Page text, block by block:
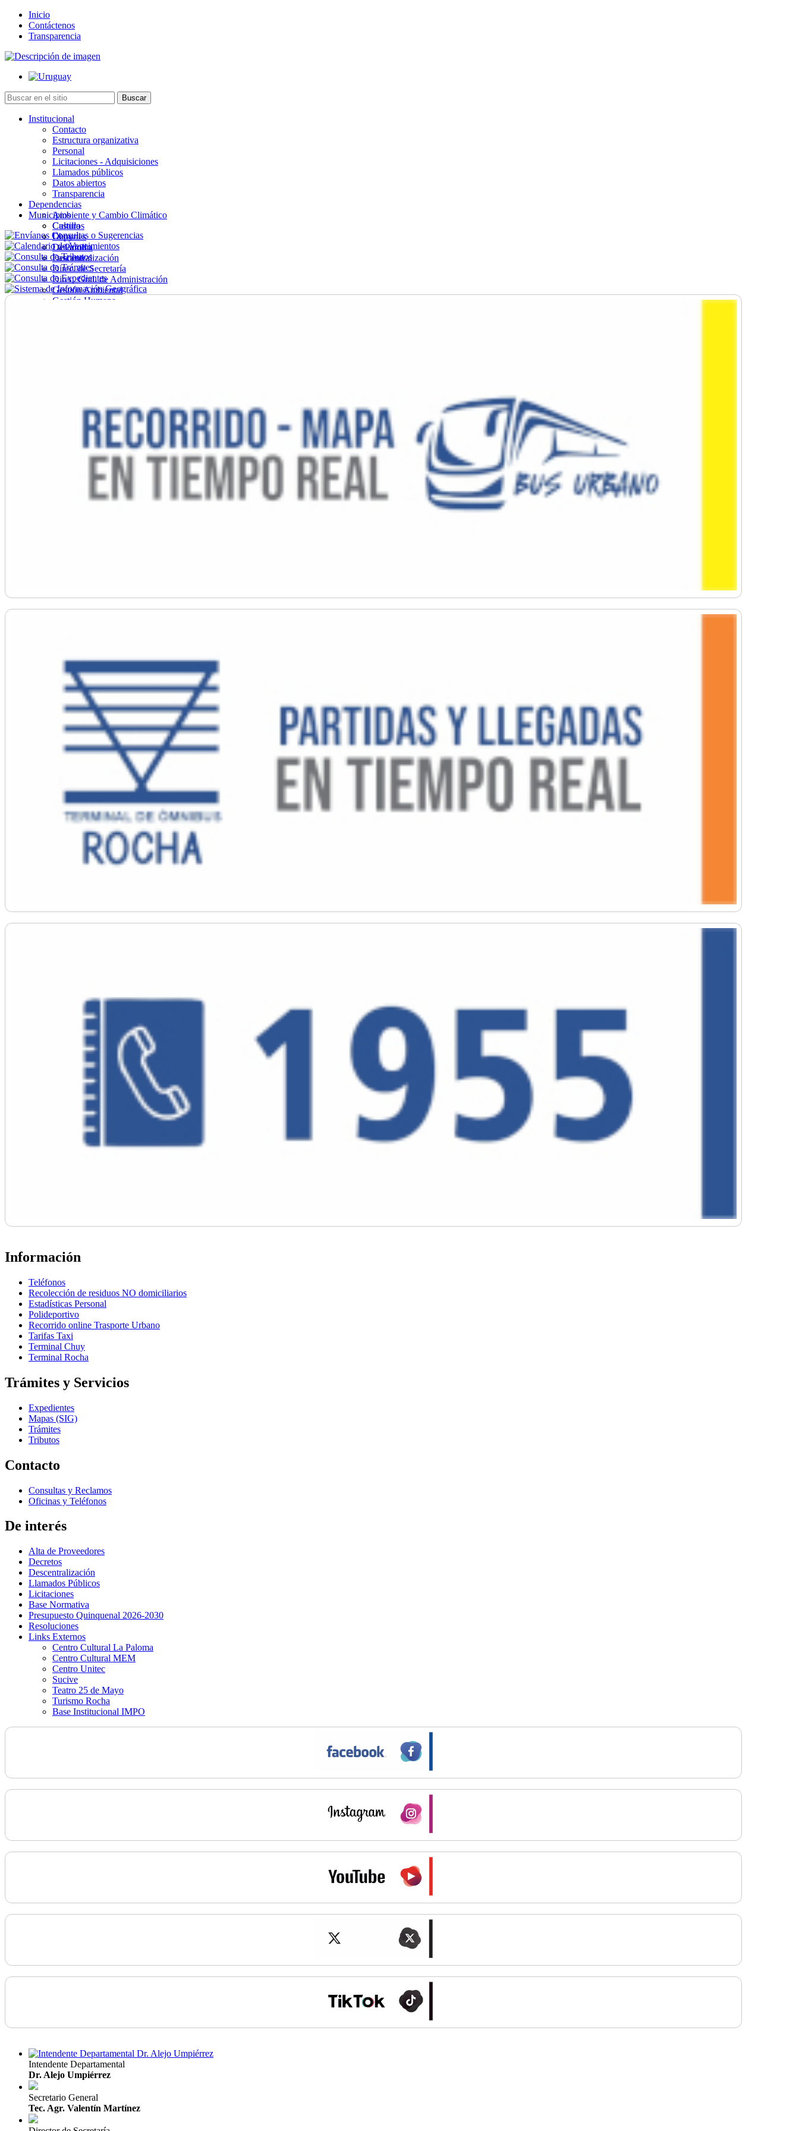
Inicio
Contáctenos
Transparencia
Institucional
Contacto
Estructura organizativa
Personal
Licitaciones - Adquisiciones
Llamados públicos
Datos abiertos
Transparencia
Dependencias
Ambiente y Cambio Climático
Cultura
Deportes
Desarrollo
Descentralización
Direc. de Secretaría
Direc. Gral. de Administración
Gestión Ambiental
Gestión Humana
Municipios
Castillos
Chuy
La Paloma
Lascano
Información
Teléfonos
Recolección de residuos NO domiciliarios
Estadísticas Personal
Polideportivo
Recorrido online Trasporte Urbano
Tarifas Taxi
Terminal Chuy
Terminal Rocha
Trámites y Servicios
Expedientes
Mapas (SIG)
Trámites
Tributos
Contacto
Consultas y Reclamos
Oficinas y Teléfonos
De interés
Alta de Proveedores
Decretos
Descentralización
Llamados Públicos
Licitaciones
Base Normativa
Presupuesto Quinquenal 2026-2030
Resoluciones
Links Externos
Centro Cultural La Paloma
Centro Cultural MEM
Centro Unitec
Sucive
Teatro 25 de Mayo
Turismo Rocha
Base Institucional IMPO
Intendente Departamental
Dr. Alejo Umpiérrez
Secretario General
Tec. Agr. Valentín Martínez